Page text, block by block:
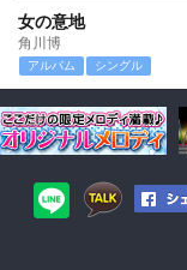
女の意地
角川博
アルバム シングル